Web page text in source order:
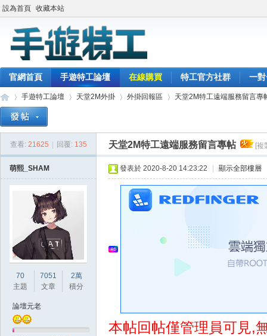
設為首頁 收藏本站
官網首頁 手遊特工論壇 在線購買 特工官方社群 一
»
手遊特工論壇
›
天堂2M外掛
›
外掛回報區
›
天堂2M特工遠端服務留言專
查看: 21625 回覆: 135 天堂2M特工遠端服務留言專帖 [複
萌熙_SHAM
70
主題
7051
文章
2萬
積分
論壇元老
發表於 2020-8-20 14:23:22 顯示全部樓層
本帖回帖僅管理員可見,